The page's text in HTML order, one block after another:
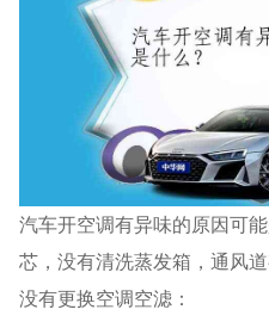
汽车开空调有异味的原因可
芯，没有清洗蒸发箱，通风道
没有更换空调空滤：